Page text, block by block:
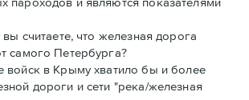
вы считаете, что железная дорога
самого Петербурга?
войск в Крыму хватило бы и более
дороги и сети "река/железная